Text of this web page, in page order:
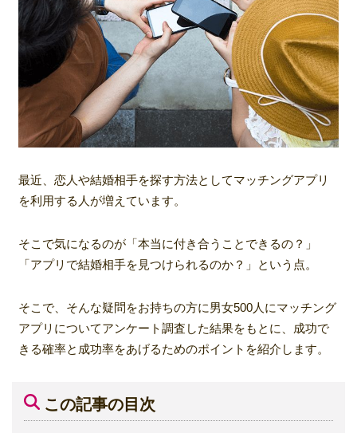
最近、恋人や結婚相手を探す方法としてマッチングアプリ
を利用する人が増えています。
そこで気になるのが「本当に付き合うことできるの？」
「アプリで結婚相手を見つけられるのか？」という点。
そこで、そんな疑問をお持ちの方に男女500人にマッチング
アプリについてアンケート調査した結果をもとに、成功で
きる確率と成功率をあげるためのポイントを紹介します。
この記事の目次